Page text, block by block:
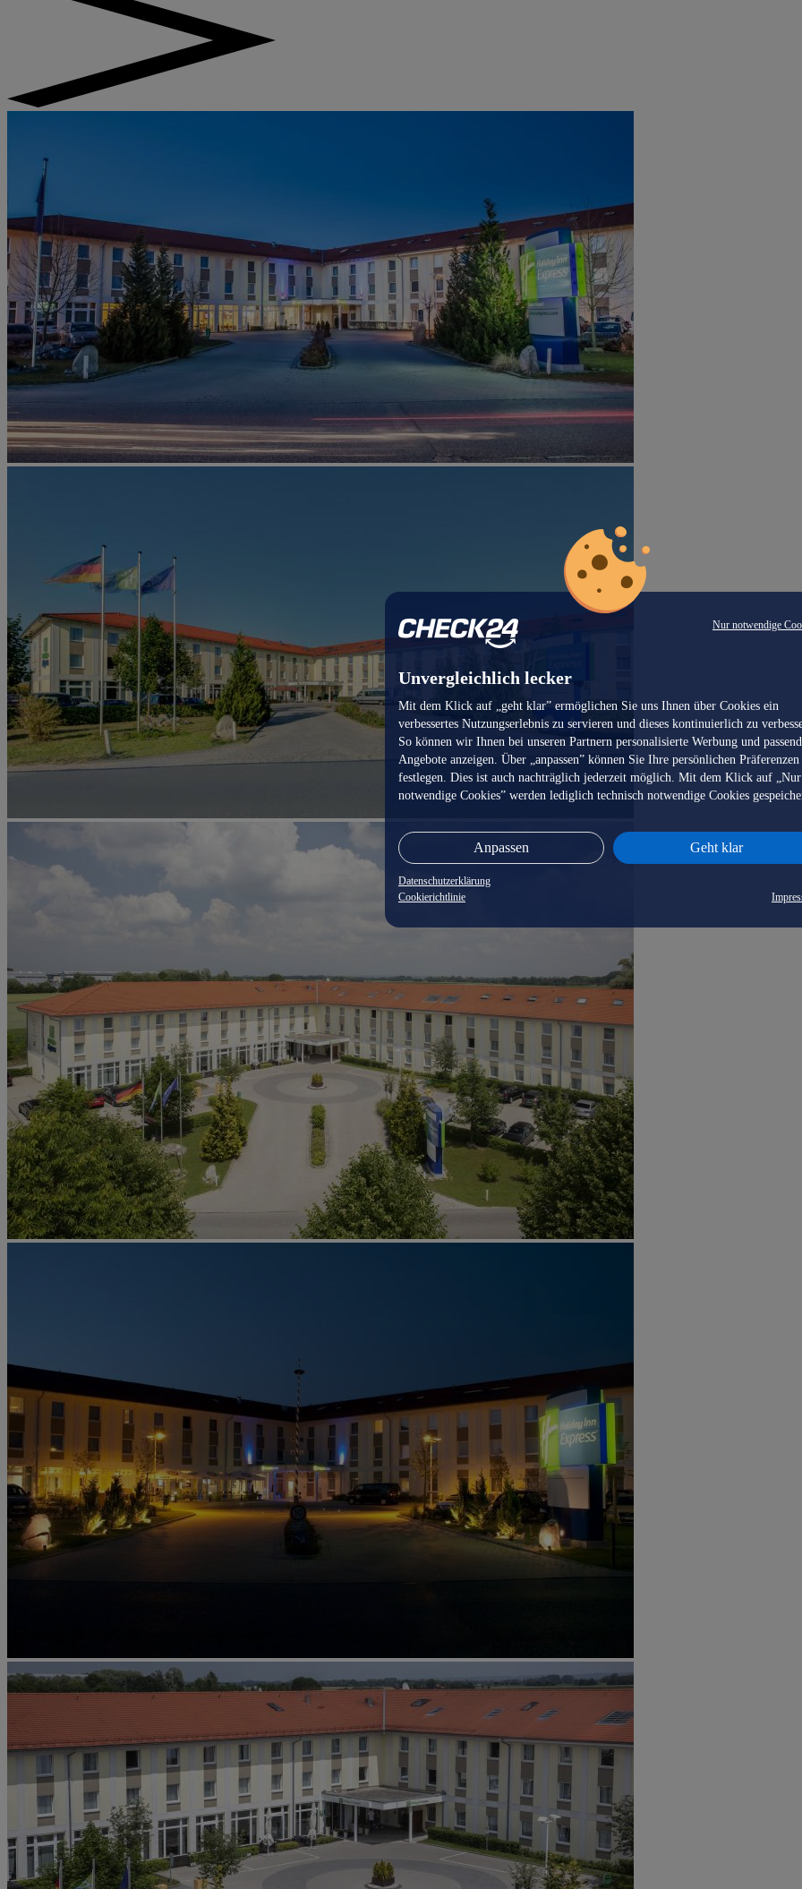
Nur notwendige
Unvergleichlich lecker
Mit dem Klick auf „geht klar” ermöglichen Sie uns Ihnen über Cookies ein
verbessertes Nutzungserlebnis zu servieren und dieses kontinuierlich zu
So können wir Ihnen bei unseren Partnern personalisierte Werbung und
Angebote anzeigen. Über „anpassen” können Sie Ihre persönlichen Präferenzen
festlegen. Dies ist auch nachträglich jederzeit möglich. Mit dem Klick auf „Nur
notwendige Cookies” werden lediglich technisch notwendige Cookies
Anpassen Geht klar
Datenschutzerklärung
Cookierichtlinie